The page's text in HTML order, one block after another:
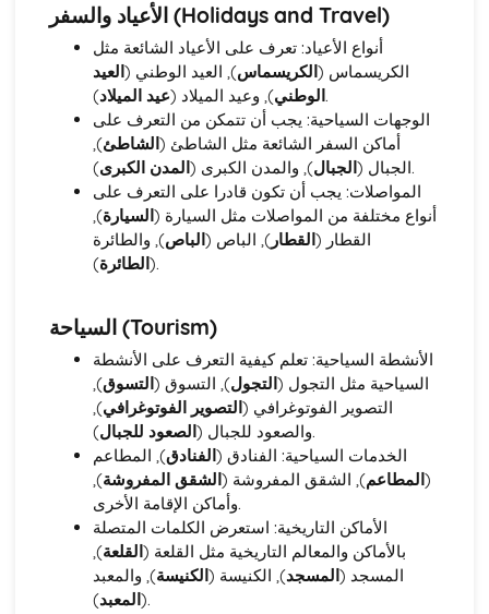
Social and Global Issues
Media, Entertainment, and Youth Culture
Holidays, Tourism, and Travel
Health and Fitness
Hobbies, Interests, and Sport
Education and Employment
Home and Local Area
Family and Personal Information
Social and Global Issues
Media, Entertainment, and Youth Culture
Health and Fitness
Hobbies, Interests, and Sport
Education and Employment
Home and Local Area
Family and Personal Information
Social and Global Issues
Media, Entertainment, and Youth Culture
Holidays, Tourism, and Travel
Health and Fitness
Hobbies, Interests, and Sport
Education and Employment
Home and Local Area
الأعياد والسفر (Holidays and Travel)
أنواع الأعياد: تعرف على الأعياد الشائعة مثل
الكريسماس (الكريسماس), العيد الوطني (العيد
الوطني), وعيد الميلاد (عيد الميلاد
).
الوجهات السياحية: يجب أن تتمكن من التعرف على
أماكن السفر الشائعة مثل الشاطئ (الشاطئ),
الجبال (الجبال), والمدن الكبرى (المدن الكبرى
).
المواصلات: يجب أن تكون قادرا على التعرف على
أنواع مختلفة من المواصلات مثل السيارة (السيارة),
القطار (القطار), الباص (الباص), والطائرة
(الطائرة ).
السياحة (Tourism)
الأنشطة السياحية: تعلم كيفية التعرف على الأنشطة
السياحية مثل التجول (التجول), التسوق (التسوق),
التصوير الفوتوغرافي (التصوير الفوتوغرافي),
والصعود للجبال (الصعود للجبال
).
الخدمات السياحية: الفنادق (الفنادق), المطاعم
(المطاعم), الشقق المفروشة (الشقق المفروشة),
وأماكن الإقامة الأخرى.
الأماكن التاريخية: استعرض الكلمات المتصلة
بالأماكن والمعالم التاريخية مثل القلعة (القلعة),
المسجد (المسجد), الكنيسة (الكنيسة), والمعبد
(المعبد ).